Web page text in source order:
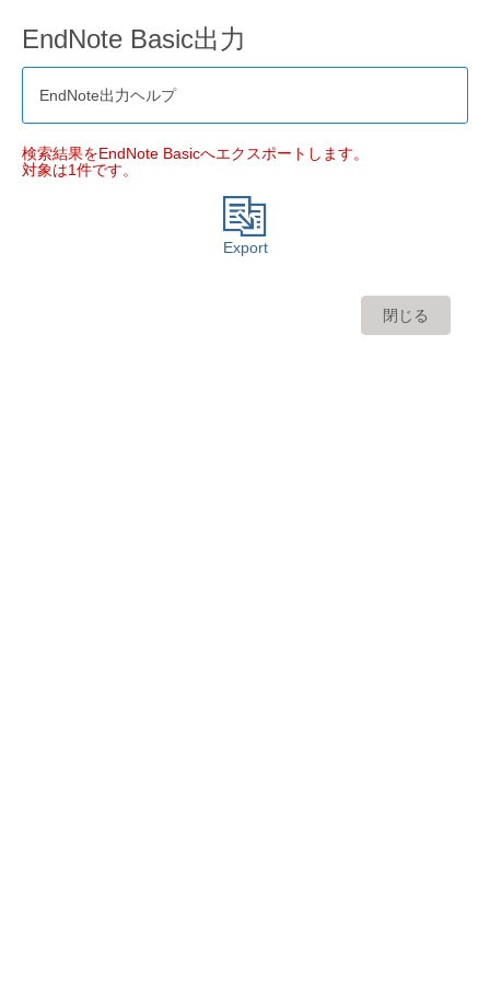
EndNote Basic出力
EndNote出力ヘルプ
検索結果をEndNote Basicへエクスポートします。
対象は1件です。
Export